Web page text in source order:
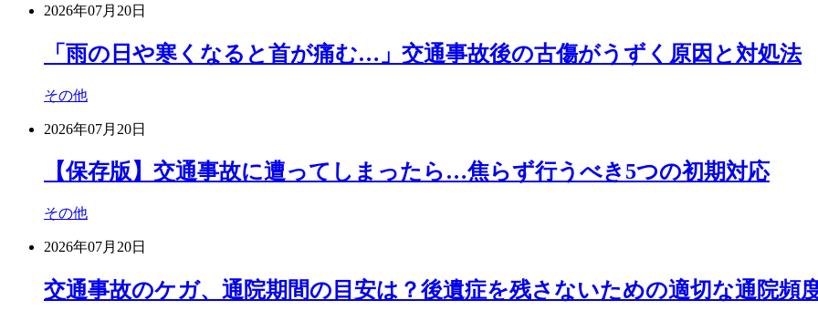
2026年07月20日
「雨の日や寒くなると首が痛む…」交通事故後の古傷がうずく原因と対処法
その他
2026年07月20日
【保存版】交通事故に遭ってしまったら…焦らず行うべき5つの初期対応
その他
2026年07月20日
交通事故のケガ、通院期間の目安は？後遺症を残さないための適切な通院頻